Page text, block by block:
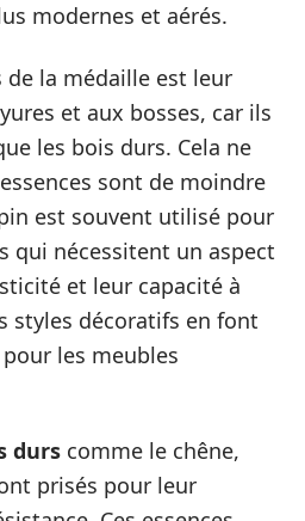
modernes et aérés.
de la médaille est leur
et aux bosses, car ils
les bois durs. Cela ne
sont de moindre
est souvent utilisé pour
qui nécessitent un aspect
et leur capacité à
styles décoratifs en font
les meubles
durs comme le chêne,
prisés pour leur